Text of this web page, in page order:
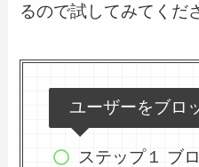
るので試してみてくだ
ユーザーをブロ
ステップ１ ブ